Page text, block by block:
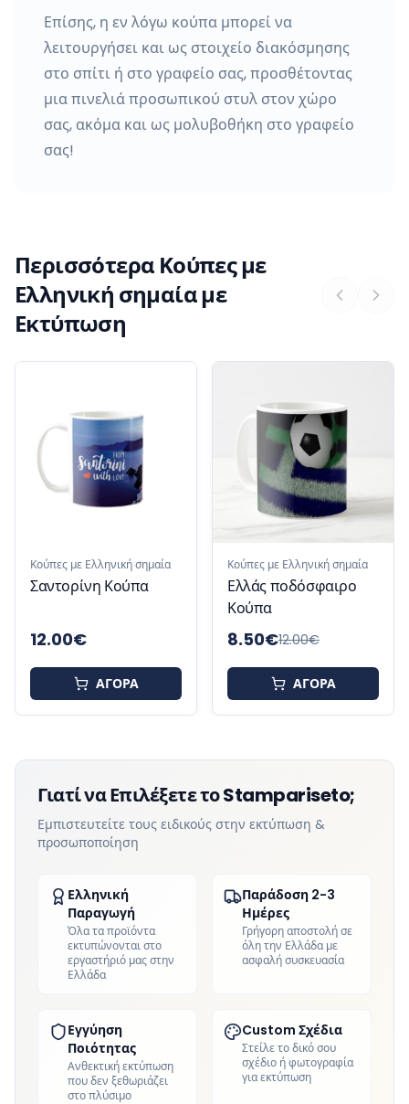
Επίσης, η εν λόγω κούπα μπορεί να
λειτουργήσει και ως στοιχείο διακόσμησης
στο σπίτι ή στο γραφείο σας, προσθέτοντας
μια πινελιά προσωπικού στυλ στον χώρο
σας, ακόμα και ως μολυβοθήκη στο γραφείο
σας!
Περισσότερα Κούπες με
Ελληνική σημαία με
Εκτύπωση
Κούπες με Ελληνική σημαία
Σαντορίνη Κούπα
12.00€
ΑΓΟΡΑ
Κούπες με Ελληνική σημαία
Ελλάς ποδόσφαιρο
Κούπα
8.50€12.00€
ΑΓΟΡΑ
Γιατί να Επιλέξετε το Stampariseto;
Εμπιστευτείτε τους ειδικούς στην εκτύπωση &
προσωποποίηση
Ελληνική
Παραγωγή
Όλα τα προϊόντα
εκτυπώνονται στο
εργαστήριό μας στην
Ελλάδα
Παράδοση 2-3
Ημέρες
Γρήγορη αποστολή σε
όλη την Ελλάδα με
ασφαλή συσκευασία
Εγγύηση
Ποιότητας
Ανθεκτική εκτύπωση
που δεν ξεθωριάζει
στο πλύσιμο
Custom Σχέδια
Στείλε το δικό σου
σχέδιο ή φωτογραφία
για εκτύπωση